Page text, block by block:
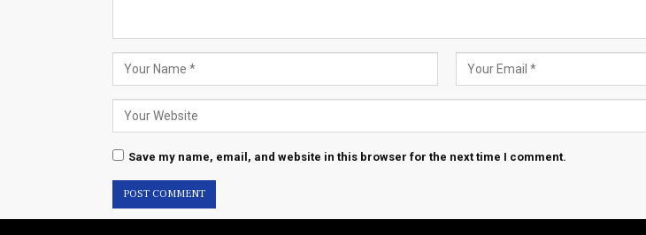
Save my name, email, and website in this browser for the next time I comment.